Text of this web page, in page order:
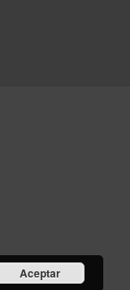
Aceptar